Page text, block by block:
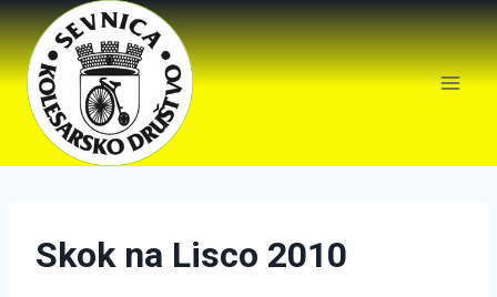
Skok na Lisco 2010